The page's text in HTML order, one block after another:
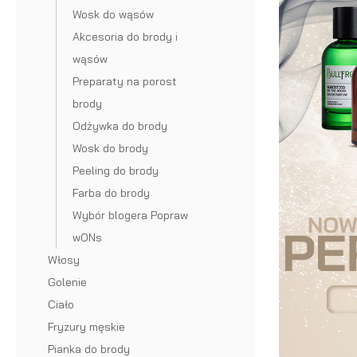
Akcesoria do brody i wąsów
Preparaty na porost brody
Odżywka do brody
Wosk do brody
Peeling do brody
Farba do brody
Wybór blogera Popraw wONs
Olejek
do
brody
na
lato
Olejek
brody ze
Szczotka
brody
Grzebień
brody
Grzebień
wąsów
Nożyczki
brody
Nożyczki
wąsów
Krem do włosów
Puder do włosów
Farba do włosów
Wosk do wąsów
Akcesoria do brody i
wąsów
Preparaty na porost
brody
Odżywka do brody
Wosk do brody
Peeling do brody
Farba do brody
Wybór blogera Popraw
wONs
Włosy
Golenie
Ciało
Fryzury męskie
Pianka do brody